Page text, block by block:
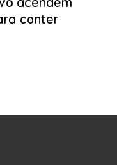
conter